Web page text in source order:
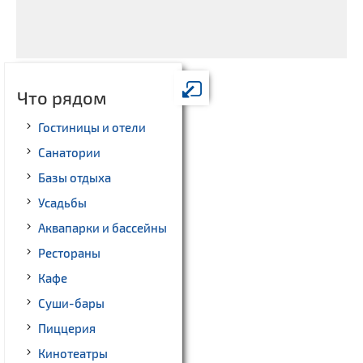
Что рядом
Гостиницы и отели
Санатории
Базы отдыха
Усадьбы
Аквапарки и бассейны
Рестораны
Кафе
Суши-бары
Пиццерия
Кинотеатры